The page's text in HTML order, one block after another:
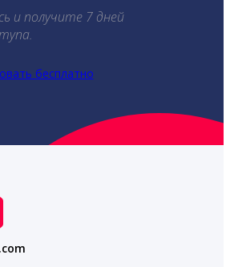
и получите 7 дней
бесплатно